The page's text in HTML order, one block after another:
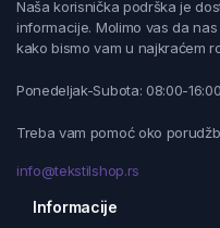
Naša korisnička podrška je
informacije. Molimo vas da
kako bismo vam u najkraćem
Ponedeljak-Subota: 08:00-16:00
Treba vam pomoć oko
info@tekstilshop.rs
Informacije